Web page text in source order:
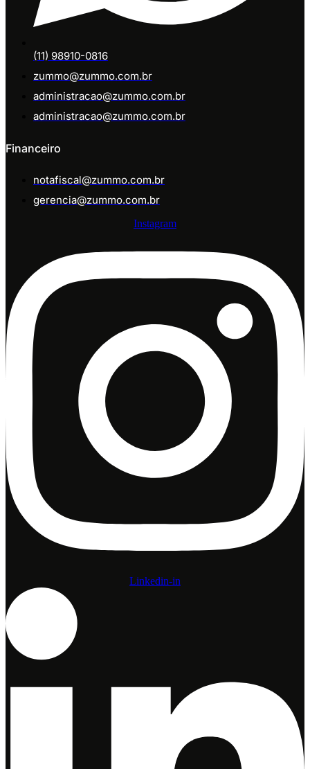
(11) 98910-0816
zummo@zummo.com.br
administracao@zummo.com.br
administracao@zummo.com.br
Financeiro
notafiscal@zummo.com.br
gerencia@zummo.com.br
Instagram
Linkedin-in